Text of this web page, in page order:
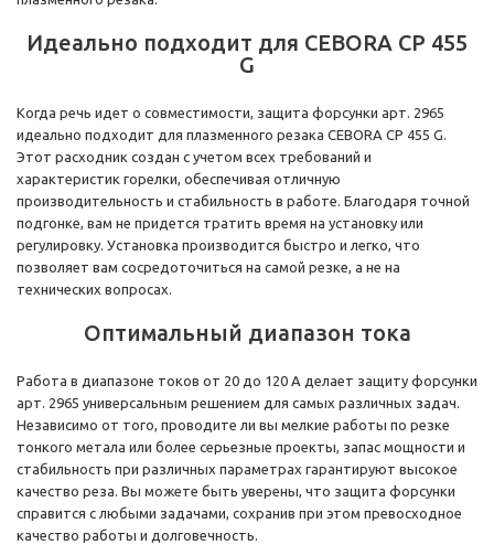
Идеально подходит для CEBORA CP 455
G
Когда речь идет о совместимости, защита форсунки арт. 2965
идеально подходит для плазменного резака CEBORA CP 455 G.
Этот расходник создан с учетом всех требований и
характеристик горелки, обеспечивая отличную
производительность и стабильность в работе. Благодаря точной
подгонке, вам не придется тратить время на установку или
регулировку. Установка производится быстро и легко, что
позволяет вам сосредоточиться на самой резке, а не на
технических вопросах.
Оптимальный диапазон тока
Работа в диапазоне токов от 20 до 120 А делает защиту форсунки
арт. 2965 универсальным решением для самых различных задач.
Независимо от того, проводите ли вы мелкие работы по резке
тонкого метала или более серьезные проекты, запас мощности и
стабильность при различных параметрах гарантируют высокое
качество реза. Вы можете быть уверены, что защита форсунки
справится с любыми задачами, сохранив при этом превосходное
качество работы и долговечность.